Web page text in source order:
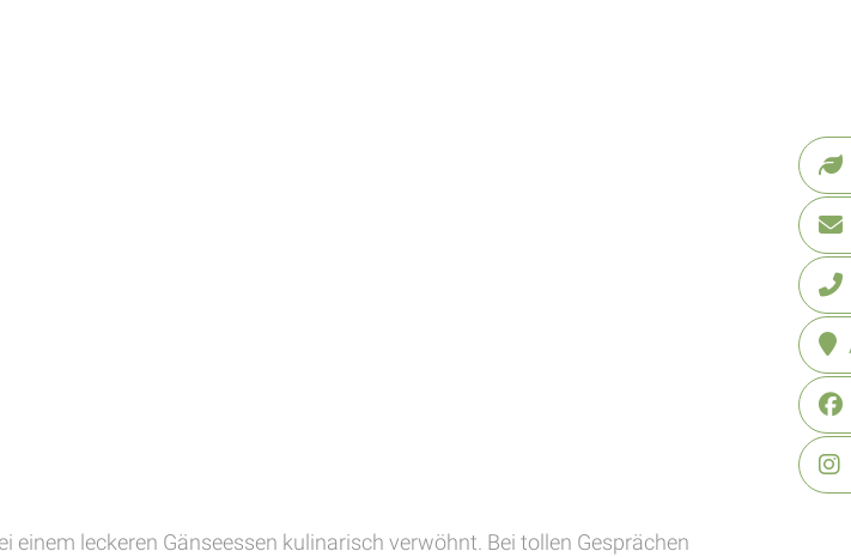
leckeren Gänseessen kulinarisch verwöhnt. Bei tollen Gesprächen